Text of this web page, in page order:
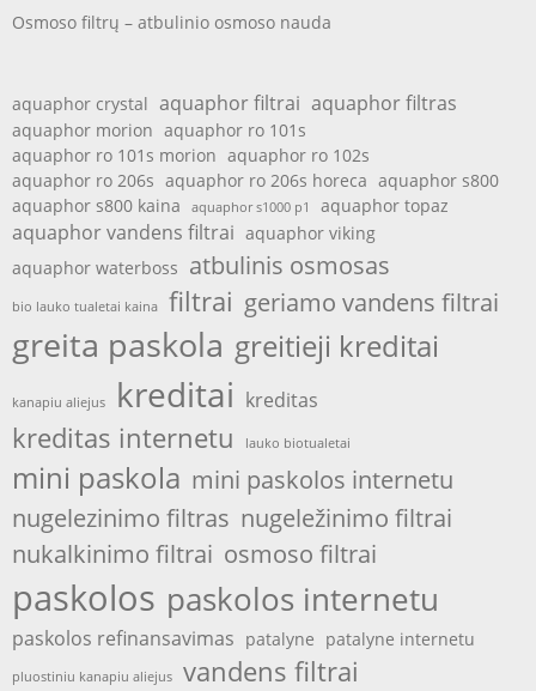
Osmoso filtrų – atbulinio osmoso nauda
aquaphor crystal aquaphor filtrai aquaphor filtras
aquaphor morion aquaphor ro 101s
aquaphor ro 101s morion aquaphor ro 102s
aquaphor ro 206s aquaphor ro 206s horeca aquaphor s800
aquaphor s800 kaina
aquaphor s1000 p1 aquaphor topaz
aquaphor vandens filtrai aquaphor viking
aquaphor waterboss atbulinis osmosas
bio lauko tualetai kaina filtrai geriamo vandens filtrai
greita paskola greitieji kreditai
kanapiu aliejus kreditai kreditas
kreditas internetu lauko biotualetai
mini paskola mini paskolos internetu
nugelezinimo filtras nugeležinimo filtrai
nukalkinimo filtrai osmoso filtrai
paskolos paskolos internetu
paskolos refinansavimas patalyne patalyne internetu
pluostiniu kanapiu aliejus vandens filtrai